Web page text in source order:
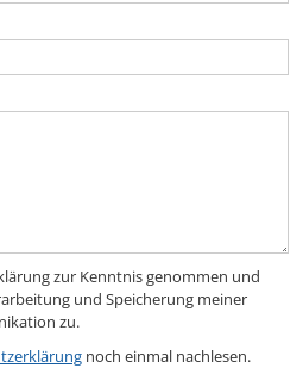
zur Kenntnis genommen und
und Speicherung meiner
zu.
noch einmal nachlesen.